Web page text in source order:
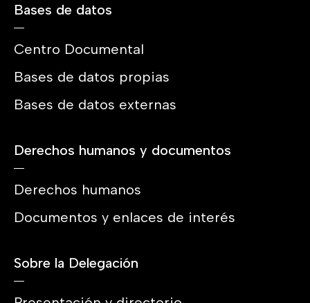
Bases de datos
Centro Documental
Bases de datos propias
Bases de datos externas
Derechos humanos y documentos
Derechos humanos
Documentos y enlaces de interés
Sobre la Delegación